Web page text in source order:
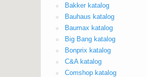
Bakker katalog
Bauhaus katalog
Baumax katalog
Big Bang katalog
Bonprix katalog
C&A katalog
Comshop katalog